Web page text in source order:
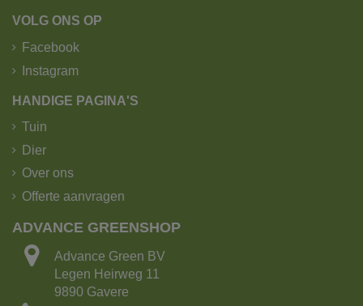
VOLG ONS OP
Facebook
Instagram
HANDIGE PAGINA'S
Tuin
Dier
Over ons
Offerte aanvragen
ADVANCE GREENSHOP
Advance Green BV
Legen Heirweg 11
9890 Gavere